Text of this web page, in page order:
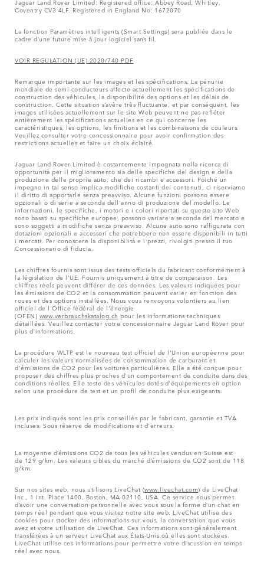
Coventry CV3 4LF. Registered in England No: 1672070
La fonction Paramètres intelligents (Smart Settings) sera publiée dans le
cadre d’une future mise à jour logiciel sans fil.
VOIR REGULATION (UE) 2020/740 PDF
Remarque importante sur les images et les spécifications. La pénurie
mondiale de semi-conducteurs affecte actuellement les spécifications de
construction des véhicules, la disponibilité des options et les délais de
construction. Cette situation s’avère très fluctuante, et par conséquent, les
images utilisées actuellement sur le site Web peuvent ne pas refléter
entièrement les spécifications actuelles en ce qui concerne les
caractéristiques, les options, les finitions et les combinaisons de couleurs.
Veuillez consulter votre concessionnaire pour avoir confirmation des
restrictions actuelles et faire un choix éclairé.
Jaguar Land Rover Limited è costantemente impegnata nella ricerca di
opportunità per il miglioramento sia delle specifiche del design e della
produzione delle proprie auto, che dei ricambi e accessori. Poiché un
impegno in tal senso implica modifiche costanti dei contenuti, ci riserviamo
il diritto di apportarle senza preavviso. Alcune funzioni possono essere
opzionali o di serie a seconda dell'anno di produzione del modello. Le
informazioni, le specifiche, i motori e i colori riportati su questo sito Web
sono basati su specifiche europee, possono variare a seconda del mercato e
sono soggetti a modifiche senza preavviso. Alcune auto sono raffigurate con
dotazioni opzionali e accessori che potrebbero non essere disponibili in tutti
i mercati. Per conoscere la disponibilità e i prezzi, rivolgiti presso il tuo
Concessionario di fiducia.
Les chiffres fournis sont issus des tests officiels du fabricant conformément à
la législation de l'UE. Fournis uniquement à titre de comparaison. Les
chiffres réels peuvent différer de ces données. Les valeurs indiquées pour
les émissions de CO2 et la consommation peuvent varier en fonction des
roues et des options installées. Nous vous renvoyons volontiers au lien
officiel de l'Office fédéral de l'énergie
(OFEN) www.verbrauchskatalog.ch pour les informations techniques
détaillées. Veuillez contacter votre concessionnaire Jaguar Land Rover pour
plus d'informations.
La procédure WLTP est le nouveau test officiel de l'Union européenne pour
calculer les valeurs normalisées de consommation de carburant et
d'émissions de CO2 pour les voitures particulières. Elle a été conçue pour
proposer des chiffres plus proches d'un comportement de conduite dans des
conditions réelles. Elle teste des véhicules dotés d'équipements en option
selon une procédure de test et un profil de conduite plus exigeants.
Les prix indiqués sont les prix conseillés par le fabricant, garantie et TVA
incluses. Sous réserve de modifications et d'erreurs.
La moyenne d’émissions CO2 de tous les véhicules vendus en Suisse est
de 129 g/km. Les valeurs cibles du marché d’émissions de CO2 sont de 118
g/km.
Sur nos sites web, nous utilisons LiveChat (www.livechat.com) de LiveChat
Inc., 1 Int. Place 1400, Boston, MA 02110, USA. Ce service nous permet
d’avoir une conversation personnelle avec vous sous la forme d’un chat en
temps réel pendant que vous visitez notre site web. LiveChat utilise des
cookies pour stocker des informations sur vous, la conversation que vous
avez et votre utilisation de LiveChat. Ces informations sont généralement
transférées à un serveur LiveChat aux États-Unis où elles sont stockées.
LiveChat utilise ces informations pour permettre votre discussion en temps
réel avec nous.